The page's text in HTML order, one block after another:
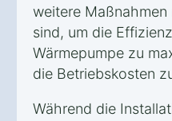
weitere
sind, um die
Wärmepumpe zu
die Betriebskosten
Während die